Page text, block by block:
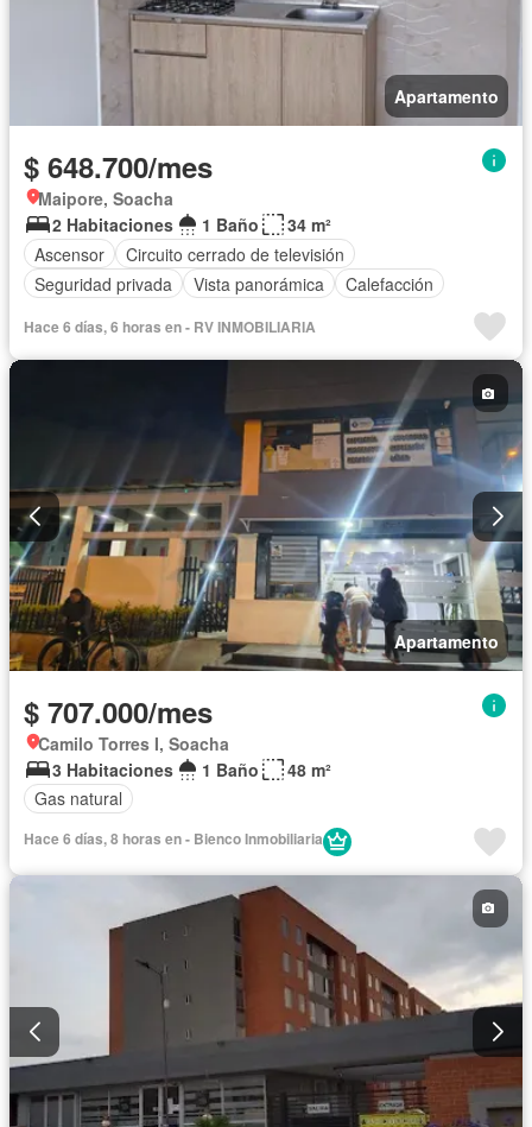
Apartamento
$ 648.700/mes
Maipore, Soacha
2 Habitaciones
1 Baño
34 m²
Ascensor
Circuito cerrado de televisión
Seguridad privada
Vista panorámica Calefacción
Hace 6 días, 6 horas en - RV INMOBILIARIA
Apartamento
$ 707.000/mes
Camilo Torres I, Soacha
3 Habitaciones
1 Baño
48 m²
Gas natural
Hace 6 días, 8 horas en - Bienco Inmobiliaria